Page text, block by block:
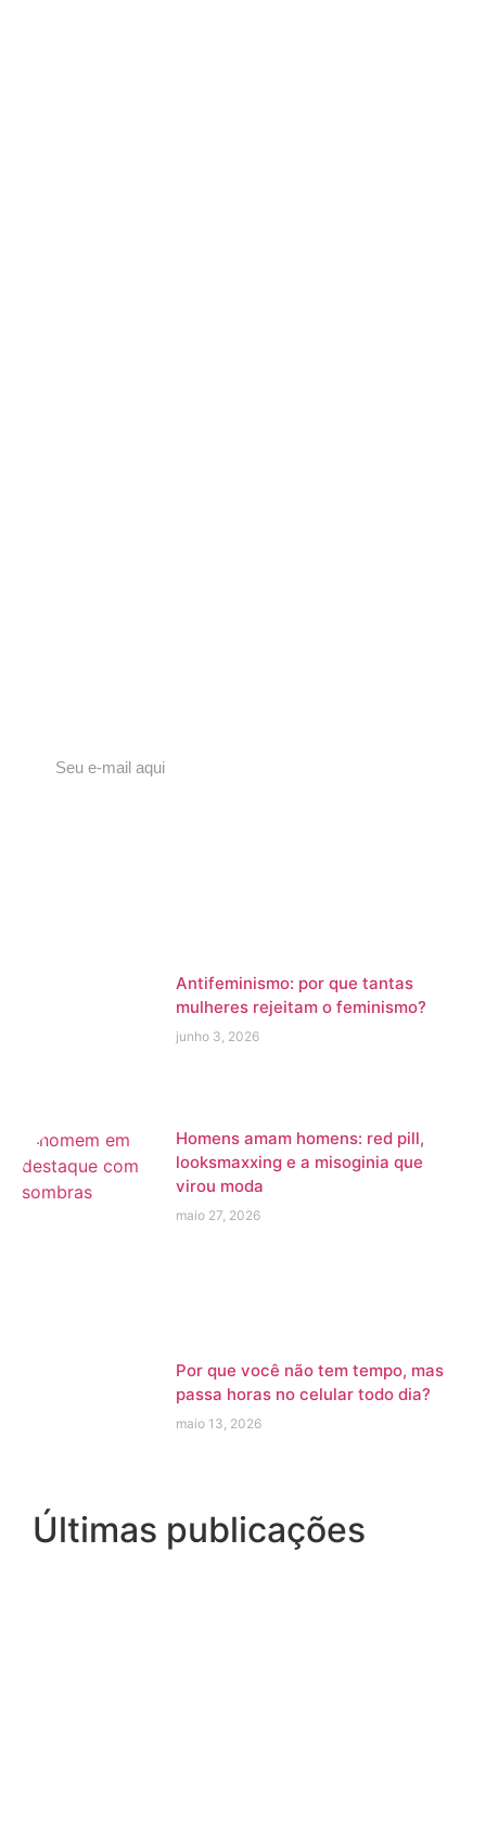
Antifeminismo: por que tantas
mulheres rejeitam o feminismo?
junho 3, 2026
Homens amam homens: red pill,
looksmaxxing e a misoginia que
virou moda
maio 27, 2026
Por que você não tem tempo, mas
passa horas no celular todo dia?
maio 13, 2026
Últimas publicações